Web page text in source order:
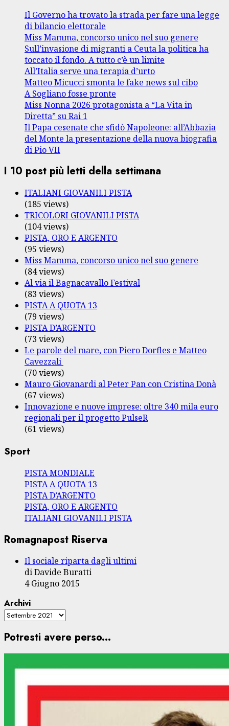
Il Governo ha trovato la strada per fare una legge
di bilancio elettorale
Miss Mamma, concorso unico nel suo genere
Sull’invasione di migranti a Ceuta la politica ha
toccato il fondo. A tutto c’è un limite
All’Italia serve una terapia d’urto
Matteo Micucci smonta le fake news sul cibo
A Sogliano fosse pronte
Miss Nonna 2026 protagonista a “La Vita in
Diretta” su Rai 1
Il Papa cesenate che sfidò Napoleone: all’Abbazia
del Monte la presentazione della nuova biografia
di Pio VII
I 10 post più letti della settimana
ITALIANI GIOVANILI PISTA
(185 views)
TRICOLORI GIOVANILI PISTA
(104 views)
PISTA, ORO E ARGENTO
(95 views)
Miss Mamma, concorso unico nel suo genere
(84 views)
Al via il Bagnacavallo Festival
(83 views)
PISTA A QUOTA 13
(79 views)
PISTA D’ARGENTO
(73 views)
Le parole del mare, con Piero Dorfles e Matteo
Cavezzali
(70 views)
Mauro Giovanardi al Peter Pan con Cristina Donà
(67 views)
Innovazione e nuove imprese: oltre 340 mila euro
regionali per il progetto PulseR
(61 views)
Sport
PISTA MONDIALE
PISTA A QUOTA 13
PISTA D’ARGENTO
PISTA, ORO E ARGENTO
ITALIANI GIOVANILI PISTA
Romagnapost Riserva
Il sociale riparta dagli ultimi
di Davide Buratti
4 Giugno 2015
Archivi
Potresti avere perso...